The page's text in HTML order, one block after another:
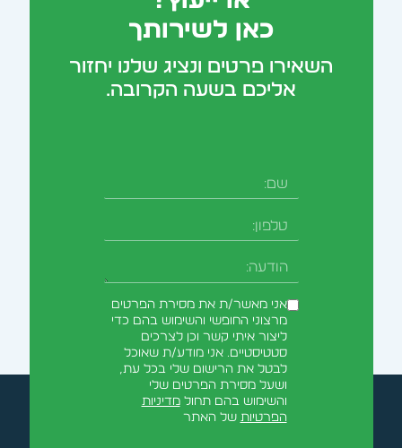
כאן לשירותך
השאירו פרטים ונציג שלנו יחזור
אליכם בשעה הקרובה.
טלפון
אני מאשר/ת את מסירת הפרטים
מרצוני החופשי והשימוש בהם כדי
ליצור איתי קשר וכן לצרכים
סטטיסטיים. אני מודע/ת שאוכל
לבטל את הרישום שלי בכל עת,
ושעל מסירת הפרטים שלי
והשימוש בהם תחולמדיניות
הפרטיות של האתר